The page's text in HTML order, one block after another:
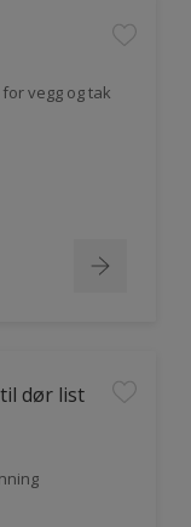
vegg og tak
dør list